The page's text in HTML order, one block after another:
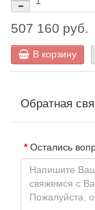
507 160 руб.
В корзину
Обратная
Остались